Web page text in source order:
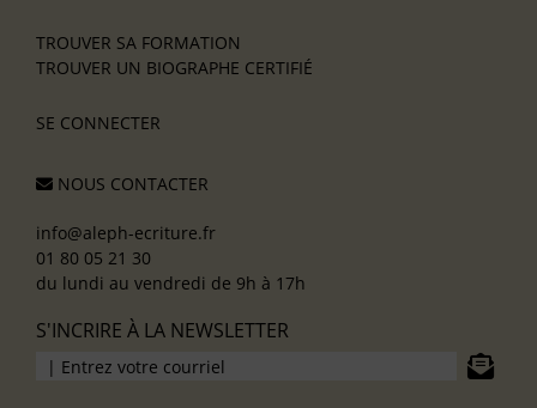
TROUVER SA FORMATION
TROUVER UN BIOGRAPHE CERTIFIÉ
SE CONNECTER
NOUS CONTACTER
info@aleph-ecriture.fr
01 80 05 21 30
du lundi au vendredi de 9h à 17h
S'INCRIRE À LA NEWSLETTER